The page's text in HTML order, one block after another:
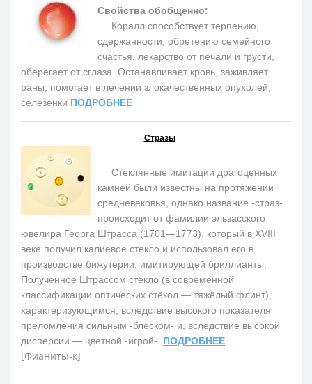
Свойства обобщенно:
Коралл способствует терпению,
сдержанности, обретению семейного
счастья, лекарство от печали и грусти,
оберегает от сглаза. Останавливает кровь, заживляет
раны, помогает в лечении злокачественных опухолей,
селезенки ПОДРОБНЕЕ
Стразы
Стеклянные имитации драгоценных
камней были известны на протяжении
средневековья, однако название -страз-
происходит от фамилии эльзасского
ювелира Георга Штрасса (1701—1773), который в XVIII
веке получил калиевое стекло и использовал его в
производстве бижутерии, имитирующей бриллианты.
Полученное Штрассом стекло (в современной
классификации оптических стёкол — тяжёлый флинт),
характеризующимся, вследствие высокого показателя
преломления сильным -блеском- и, вследствие высокой
дисперсии — цветной -игрой-. ПОДРОБНЕЕ
[Фианиты-к]